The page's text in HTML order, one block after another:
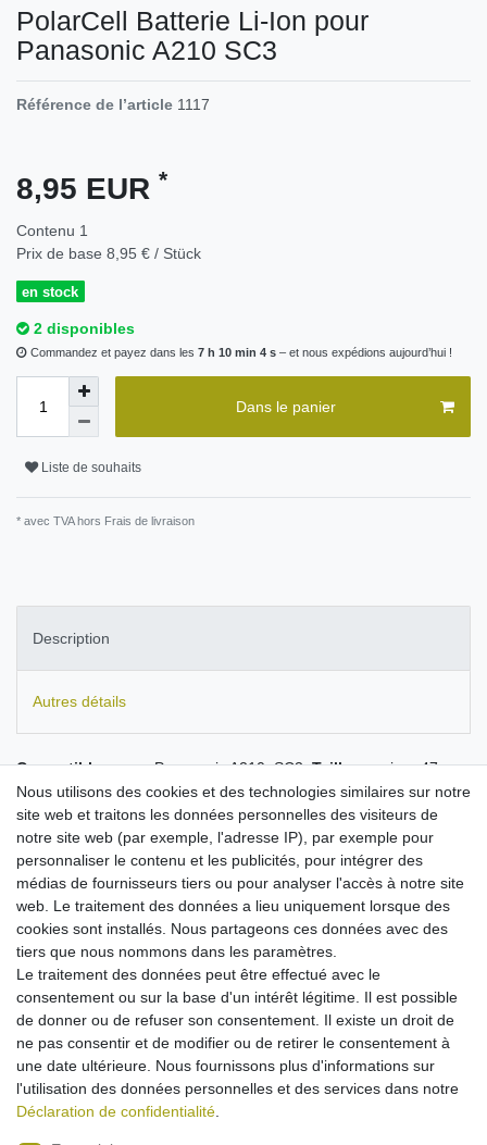
PolarCell Batterie Li-Ion pour
Panasonic A210 SC3
Référence de l’article 1117
8,95 EUR *
Contenu 1
Prix de base 8,95 € / Stück
en stock
2 disponibles
Commandez et payez dans les 7 h 10 min 4 s – et nous expédions aujourd’hui !
Dans le panier
Liste de souhaits
* avec TVA hors Frais de livraison
Description
Autres détails
Compatible avec :Panasonic A210, SC3.Taille :environ 47 x
36 x 5 mm.Capacité : 700 mAh.
la batterie la plus performante de ce type sur le marché
fournie avec des cellules de qualité
batteries PolarCell de qualité contrôlée
pas de batterie bon marché, mais un produit de marque
rigoureusement contrôlé conformément à toutes les
normes UE
protection contre la surcharge, la surchauffe et les courts-
circuits
rechargeable avec le bloc d'alimentation d'origine
technologie Li-Ion de pointe: haute capacité sans effet
mémoire
Nous utilisons des cookies et des technologies similaires sur notre
site web et traitons les données personnelles des visiteurs de
notre site web (par exemple, l'adresse IP), par exemple pour
personnaliser le contenu et les publicités, pour intégrer des
médias de fournisseurs tiers ou pour analyser l'accès à notre site
web. Le traitement des données a lieu uniquement lorsque des
cookies sont installés. Nous partageons ces données avec des
tiers que nous nommons dans les paramètres.
Le traitement des données peut être effectué avec le
consentement ou sur la base d'un intérêt légitime. Il est possible
de donner ou de refuser son consentement. Il existe un droit de
ne pas consentir et de modifier ou de retirer le consentement à
une date ultérieure. Nous fournissons plus d'informations sur
l'utilisation des données personnelles et des services dans notre
Déclaration de confidentialité